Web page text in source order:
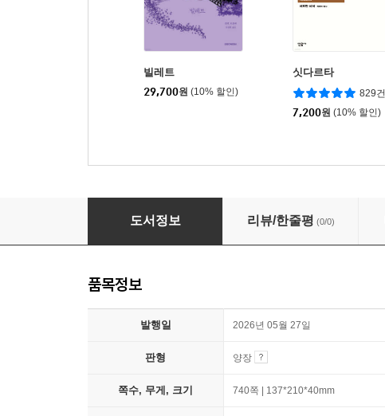
빌레트
29,700원 (10% 할인)
싯다르타
829건
7,200원 (10% 할인)
와일드펠 홀의 세입자
도서정보 리뷰/한줄평 (0/0)
품목정보
발행일 2026년 05월 27일
판형 양장
쪽수, 무게, 크기 740쪽 | 137*210*40mm